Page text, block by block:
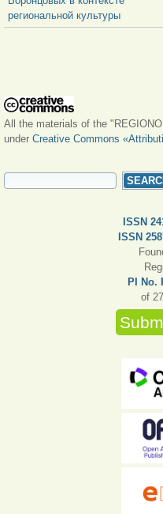
региональной культуры
All the materials of the
under Creative Commons
SEARCH FORM
ISSN
ISSN
PI No.
of